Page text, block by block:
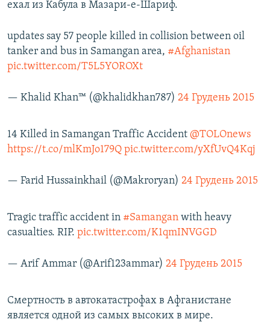
ехал из Кабула в Мазари-е-Шариф.
updates say 57 people killed in collision between oil
tanker and bus in Samangan area, #Afghanistan
pic.twitter.com/T5L5YOROXt
— Khalid Khan™ (@khalidkhan787) 24 Грудень 2015
14 Killed in Samangan Traffic Accident @TOLOnews
https://t.co/mlKmJo179Q pic.twitter.com/yXfUvQ4Kqj
— Farid Hussainkhail (@Makroryan) 24 Грудень 2015
Tragic traffic accident in #Samangan with heavy
casualties. RIP. pic.twitter.com/K1qmINVGGD
— Arif Ammar (@Arif123ammar) 24 Грудень 2015
Смертность в автокатастрофах в Афганистане
является одной из самых высоких в мире.